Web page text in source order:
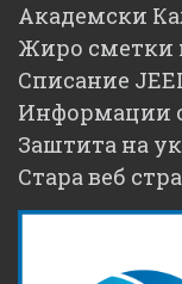
Академски
Жиро сметки
Списание
Информации
Заштита на
Стара веб